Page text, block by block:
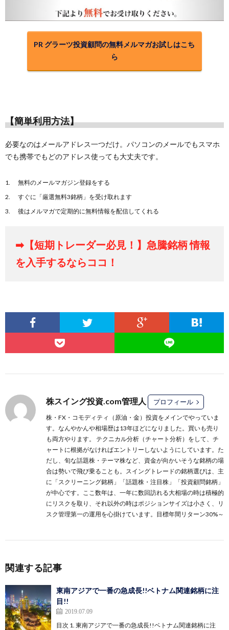
PR グラーツ投資顧問の無料メルマガお試しはこち
ら
【簡単利用方法】
必要なのはメールアドレス一つだけ。パソコンのメールでもスマホ
でも携帯でもどのアドレス使っても大丈夫です。
無料のメールマガジン登録をする
すぐに「厳選無料3銘柄」を受け取れます
後はメルマガで定期的に無料情報を配信してくれる
➡【短期トレーダー必見！】急騰銘柄 情報
を入手するならココ！
株スイング投資.com管理人 プロフィール
株・FX・コモディティ（原油・金）投資をメインでやっていま
す。なんやかんや相場歴は13年ほどになりました。買いも売り
も両方やります。 テクニカル分析（チャート分析）をして、チ
ャートに根拠がなければエントリーしないようにしています。た
だし、旬な話題株・テーマ株など、資金が向かいそうな銘柄の場
合は勢いで飛び乗ることも。スイングトレードの銘柄選びは、主
に 「スクリーニング銘柄」 「話題株・注目株」
「投資顧問銘柄」
が中心です。ここ数年は、一年に数回訪れる大相場の時は積極的
にリスクを取り、それ以外の時はポジションサイズは小さく、リ
スク管理第一の運用を心掛けています。目標年間リターン30%～
関連する記事
東南アジアで一番の急成長!!ベトナム関連銘柄に注
目!!
2019.07.09
目次 1. 東南アジアで一番の急成長!!ベトナム関連銘柄に注